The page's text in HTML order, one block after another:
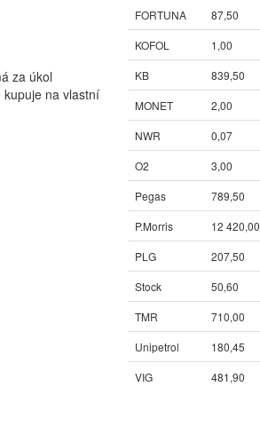
za úkol
na vlastní
FORTUNA
87,50
KOFOL
1,00
KB
839,50
MONET
2,00
NWR
0,07
O2
3,00
Pegas
789,50
P.Morris
12 420,00
PLG
207,50
Stock
50,60
TMR
710,00
Unipetrol
180,45
VIG
481,90